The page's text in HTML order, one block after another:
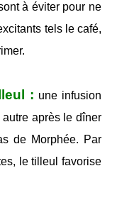
à éviter pour ne
tels le café,
: une infusion
après le dîner
de Morphée. Par
le tilleul favorise